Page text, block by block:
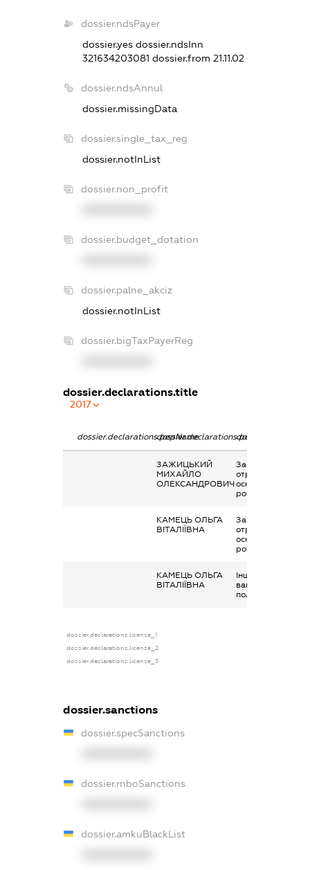
dossier.ndsPayer
dossier.yesdossier.ndsInn
321634203081dossier.from 21.11.02
dossier.ndsAnnul
dossier.missingData
dossier.single_tax_reg
dossier.notInList
dossier.non_profit
dossier.budget_dotation
dossier.palne_akciz
dossier.notInList
dossier.bigTaxPayerReg
dossier.declarations.title
2017
dossier.declarations.pepNamedossier.declarations.personName
ЗАЖИЦЬКИЙ
МИХАЙЛО
ОЛЕКСАНДРОВИЧ
Заробітна плата
отримана за
основним місцем
роботи
КАМЕЦЬ ОЛЬГА
ВІТАЛІЇВНА
Заробітна плата
отримана за
основним місцем
роботи
КАМЕЦЬ ОЛЬГА
ВІТАЛІЇВНА
Інше, Допомога
вагітності та
пологах
dossier.declarations.license_1
dossier.declarations.license_2
dossier.declarations.license_3
dossier.sanctions
dossier.specSanctions
dossier.rnboSanctions
dossier.amkuBlackList